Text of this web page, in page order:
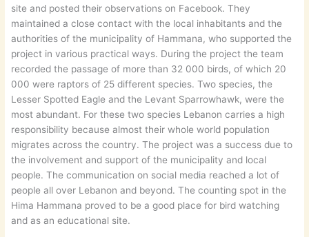
site and posted their observations on Facebook. They
maintained a close contact with the local inhabitants and the
authorities of the municipality of Hammana, who supported the
project in various practical ways. During the project the team
recorded the passage of more than 32 000 birds, of which 20
000 were raptors of 25 different species. Two species, the
Lesser Spotted Eagle and the Levant Sparrowhawk, were the
most abundant. For these two species Lebanon carries a high
responsibility because almost their whole world population
migrates across the country. The project was a success due to
the involvement and support of the municipality and local
people. The communication on social media reached a lot of
people all over Lebanon and beyond. The counting spot in the
Hima Hammana proved to be a good place for bird watching
and as an educational site.